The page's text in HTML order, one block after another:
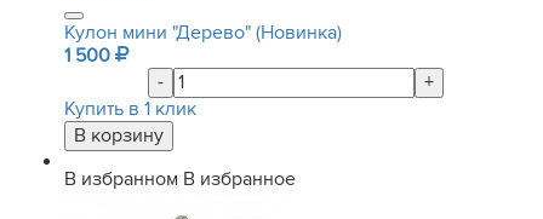
Кулон мини "Дерево" (Новинка)
1 500
-
+
Купить в 1 клик
В избранном В избранное